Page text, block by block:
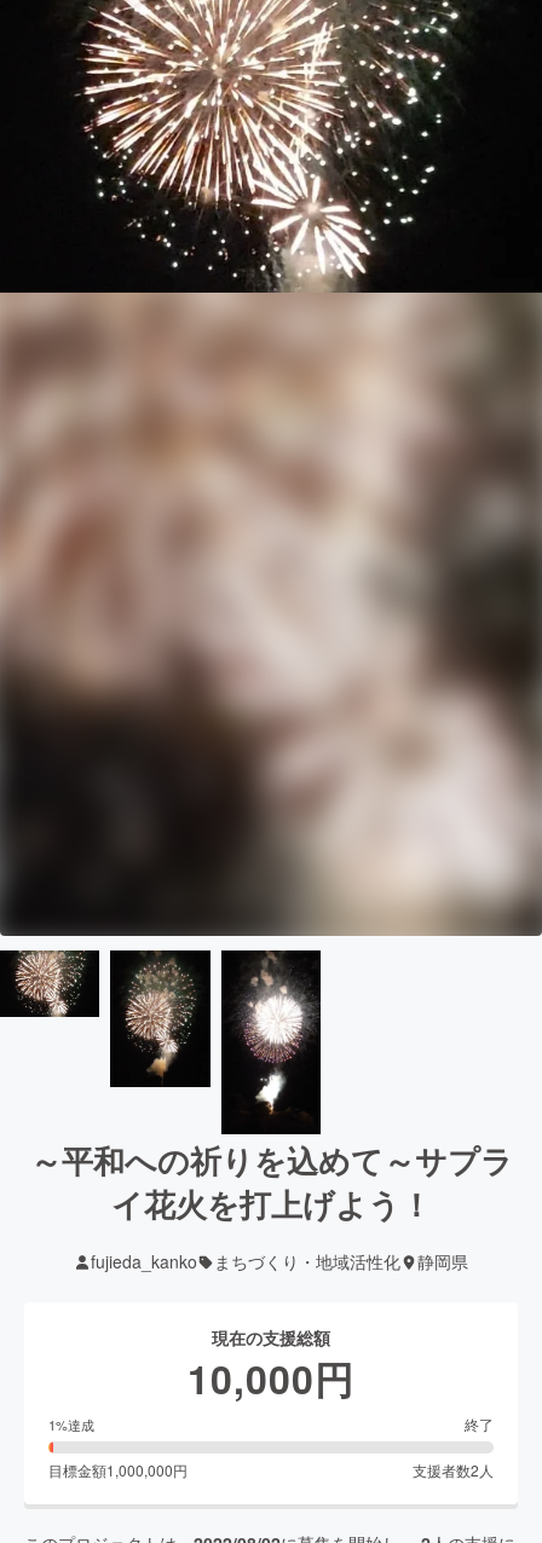
～平和への祈りを込めて～サプラ
イ花火を打上げよう！
fujieda_kanko まちづくり・地域活性化 静岡県
現在の支援総額
10,000円
1%達成 終了
目標金額1,000,000円 支援者数2 人